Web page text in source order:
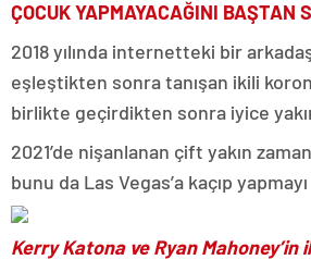
ÇOCUK YAPMAYACAĞINI BAŞTAN
2018 yılında internetteki bir
eşleştikten sonra tanışan ikili
birlikte geçirdikten sonra iyice
2021’de nişanlanan çift yakın
bunu da Las Vegas’a kaçıp
Kerry Katona ve Ryan Mahoney’in